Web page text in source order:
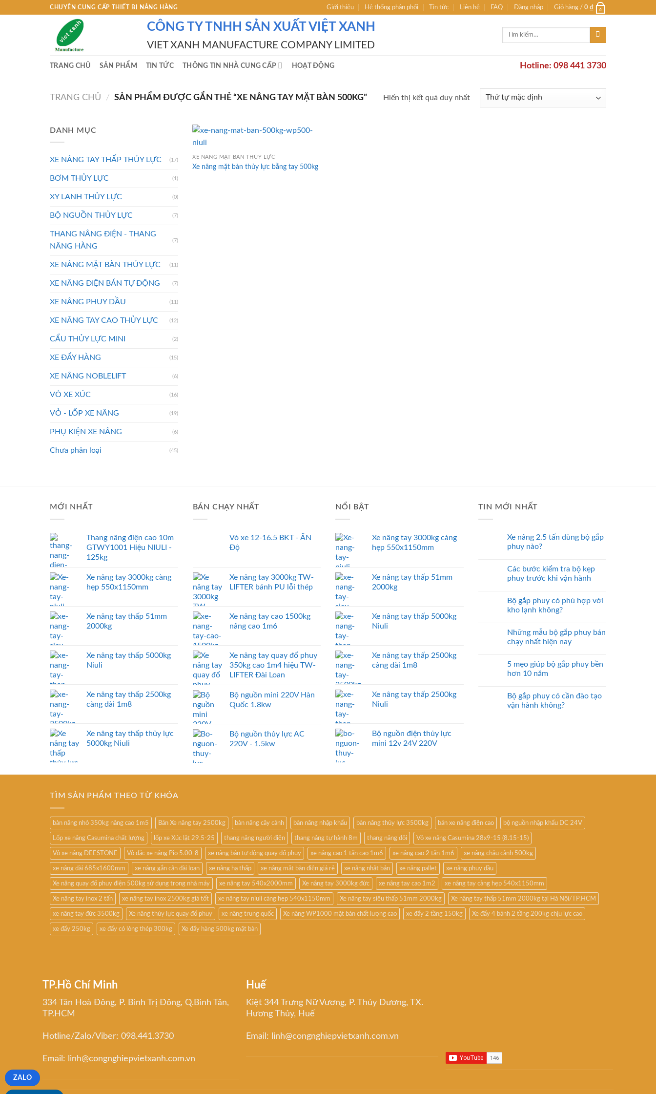
CHUYÊN CUNG CẤP THIẾT BỊ NÂNG HÀNG Giới thiệu Hệ thống phân phối Tin tức Liên hệ FAQ Đăng nhập Giỏ hàng / 0 ₫ 0
CÔNG TY TNHH SẢN XUẤT VIỆT XANH
VIET XANH MANUFACTURE COMPANY LIMITED
Tìm
TRANG CHỦ SẢN PHẨM TIN TỨC THÔNG TIN NHÀ CUNG CẤP HOẠT ĐỘNG Hotline: 098 441 3730
TRANG CHỦ / SẢN PHẨM ĐƯỢC GẮN THẺ “XE NÂNG TAY MẶT BÀN 500KG” Hiển thị kết quả duy nhất
DANH MỤC
XE NÂNG TAY THẤP THỦY LỰC (17)
BƠM THỦY LỰC (1)
XY LANH THỦY LỰC (0)
BỘ NGUỒN THỦY LỰC (7)
THANG NÂNG ĐIỆN - THANG
NÂNG HÀNG
(7)
XE NÂNG MẶT BÀN THỦY LỰC (11)
XE NÂNG ĐIỆN BÁN TỰ ĐỘNG (7)
XE NÂNG PHUY DẦU (11)
XE NÂNG TAY CAO THỦY LỰC (12)
CẨU THỦY LỰC MINI (2)
XE ĐẨY HÀNG (15)
XE NÂNG NOBLELIFT (6)
VỎ XE XÚC (16)
VỎ - LỐP XE NÂNG (19)
PHỤ KIỆN XE NÂNG (6)
Chưa phân loại (45)
XE NÂNG MẶT BÀN THỦY LỰC
Xe nâng mặt bàn thủy lực bằng tay 500kg
MỚI NHẤT
Thang nâng điện cao 10m
GTWY1001 Hiệu NIULI -
125kg
Xe nâng tay 3000kg càng
hẹp 550x1150mm
Xe nâng tay thấp 51mm
2000kg
Xe nâng tay thấp 5000kg
Niuli
Xe nâng tay thấp 2500kg
càng dài 1m8
Xe nâng tay thấp thủy lực
5000kg Niuli
BÁN CHẠY NHẤT
Vỏ xe 12-16.5 BKT - ẤN
Độ
Xe nâng tay 3000kg TW-
LIFTER bánh PU lỗi thép
Xe nâng tay cao 1500kg
nâng cao 1m6
Xe nâng tay quay đổ phuy
350kg cao 1m4 hiệu TW-
LIFTER Đài Loan
Bộ nguồn mini 220V Hàn
Quốc 1.8kw
Bộ nguồn thủy lực AC
220V - 1.5kw
NỔI BẬT
Xe nâng tay 3000kg càng
hẹp 550x1150mm
Xe nâng tay thấp 51mm
2000kg
Xe nâng tay thấp 5000kg
Niuli
Xe nâng tay thấp 2500kg
càng dài 1m8
Xe nâng tay thấp 2500kg
Niuli
Bộ nguồn điện thủy lực
mini 12v 24V 220V
TIN MỚI NHẤT
Xe nâng 2.5 tấn dùng bộ gắp
phuy nào?
Các bước kiểm tra bộ kẹp
phuy trước khi vận hành
Bộ gắp phuy có phù hợp với
kho lạnh không?
Những mẫu bộ gắp phuy bán
chạy nhất hiện nay
5 mẹo giúp bộ gắp phuy bền
hơn 10 năm
Bộ gắp phuy có cần đào tạo
vận hành không?
TÌM SẢN PHẨM THEO TỪ KHÓA
bàn nâng nhỏ 350kg nâng cao 1m5 Bán Xe nâng tay 2500kg bàn nâng cây cảnh bàn nâng nhập khẩu bàn nâng thủy lực 3500kg bán xe nâng điện cao bộ nguồn nhập khẩu DC 24V
Lốp xe nâng Casumina chất lượng lốp xe Xúc lật 29.5-25 thang nâng người điện thang nâng tự hành 8m thang nâng đôi Vỏ xe nâng Casumina 28x9-15 (8.15-15)
Vỏ xe nâng DEESTONE Vỏ đặc xe nâng Pio 5.00-8 xe nâng bán tự động quay đổ phuy xe nâng cao 1 tấn cao 1m6 xe nâng cao 2 tấn 1m6 xe nâng chậu cảnh 500kg
xe nâng dài 685x1600mm xe nâng gắn cân đài loan xe nâng hạ thấp xe nâng mặt bàn điện giá rẻ xe nâng nhật bản xe nâng pallet xe nâng phuy dầu
Xe nâng quay đổ phuy điện 500kg sử dụng trong nhà máy xe nâng tay 540x2000mm Xe nâng tay 3000kg đức xe nâng tay cao 1m2 xe nâng tay càng hẹp 540x1150mm
Xe nâng tay inox 2 tấn xe nâng tay inox 2500kg giá tốt xe nâng tay niuli càng hẹp 540x1150mm Xe nâng tay siêu thấp 51mm 2000kg Xe nâng tay thấp 51mm 2000kg tại Hà Nội/TP.HCM
xe nâng tay đức 3500kg Xe nâng thủy lực quay đổ phuy xe nâng trung quốc Xe nâng WP1000 mặt bàn chất lượng cao xe đẩy 2 tầng 150kg Xe đẩy 4 bánh 2 tầng 200kg chịu lực cao
xe đẩy 250kg xe đẩy có lòng thép 300kg Xe đẩy hàng 500kg mặt bàn
TP.Hồ Chí Minh
334 Tân Hoà Đông, P. Bình Trị Đông, Q.Bình Tân,
TP.HCM
Hotline/Zalo/Viber: 098.441.3730
Email: linh@congnghiepvietxanh.com.vn
Huế
Kiệt 344 Trưng Nữ Vương, P. Thủy Dương, TX.
Hương Thủy, Huế
Email: linh@congnghiepvietxanh.com.vn
ZALO